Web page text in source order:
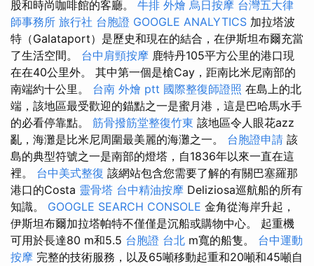
股和時尚咖啡館的客廳。 牛排 外燴 烏日按摩 台灣五大律
師事務所 旅行社 台胞證 GOOGLE ANALYTICS 加拉塔波
特（Galataport）是歷史和現在的結合，在伊斯坦布爾充當
了生活空間。 台中肩頸按摩 鹿特丹105平方公里的港口現
在在40公里外。 其中第一個是槍Cay，距南比米尼南部的
南端約十公里。 台南 外燴 ptt 國際整復師證照 在島上的北
端，該地區最受歡迎的錨點之一是蜜月港，這是巴哈馬水手
的必看停靠點。 筋骨撥筋堂整復竹東 該地區令人眼花azz
亂，海灘是比米尼周圍最美麗的海灘之一。 台胞證申請 該
島的典型符號之一是南部的燈塔，自1836年以來一直在這
裡。 台中美式整復 該網站包含您需要了解的有關巴塞羅那
港口的Costa 靈骨塔 台中精油按摩 Deliziosa巡航船的所有
知識。 GOOGLE SEARCH CONSOLE 金角從海岸升起，
伊斯坦布爾加拉塔帕特不僅僅是沉船或購物中心。 起重機
可用於長達80 m和5.5 台胞證 台北 m寬的船隻。 台中運動
按摩 完整的技術服務，以及65噸移動起重和20噸和45噸自